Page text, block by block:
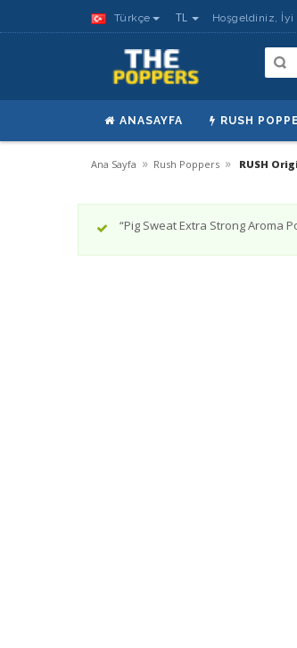
Türkçe TL Hoşgeldiniz, İyi
ANASAYFA RUSH
Ana Sayfa » Rush Poppers » RUSH
“Pig Sweat Extra Strong Aroma